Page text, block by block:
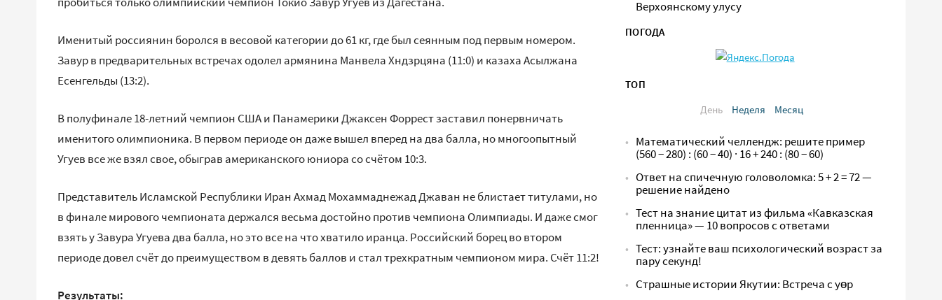
Именитый россиянин боролся в весовой категории до 61 кг, где был сеянным под первым номером.
Завур в предварительных встречах одолел армянина Манвела Хндзрцяна (11:0) и казаха Асылжана
Есенгельды (13:2).
В полуфинале 18-летний чемпион США и Панамерики Джаксен Форрест заставил понервничать
именитого олимпионика. В первом периоде он даже вышел вперед на два балла, но многоопытный
Угуев все же взял свое, обыграв американского юниора со счётом 10:3.
Представитель Исламской Республики Иран Ахмад Мохаммаднежад Джаван не блистает титулами, но
в финале мирового чемпионата держался весьма достойно против чемпиона Олимпиады. И даже смог
взять у Завура Угуева два балла, но это все на что хватило иранца. Российский борец во втором
периоде довел счёт до преимуществом в девять баллов и стал трехкратным чемпионом мира. Счёт 11:2!
Результаты:
Верхоянскому улусу
ПОГОДА
ТОП
День
Неделя Месяц
Математический челлендж: решите пример
(560 − 280) : (60 − 40) · 16 + 240 : (80 − 60)
Ответ на спичечную головоломка: 5 + 2 = 72 —
решение найдено
Тест на знание цитат из фильма «Кавказская
пленница» — 10 вопросов с ответами
Тест: узнайте ваш психологический возраст за
пару секунд!
Страшные истории Якутии: Встреча с yөр